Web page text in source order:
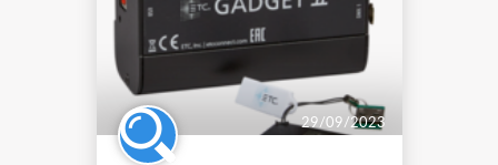
29/09/2023